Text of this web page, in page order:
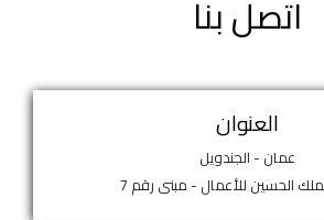
اتصل بنا
العنوان
عمان - الجندويل
الحسين للأعمال - مبنى رقم 7